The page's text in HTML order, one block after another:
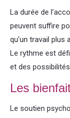
La durée de
peuvent suffire
qu’un travail plus
Le rythme est
et des
Les
Le soutien